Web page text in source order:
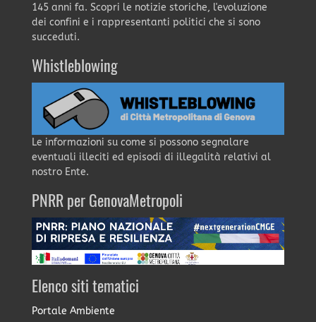
145 anni fa. Scopri le notizie storiche, l'evoluzione
dei confini e i rappresentanti politici che si sono
succeduti.
Whistleblowing
Le informazioni su come si possono segnalare
eventuali illeciti ed episodi di illegalità relativi al
nostro Ente.
PNRR per GenovaMetropoli
Elenco siti tematici
Portale Ambiente